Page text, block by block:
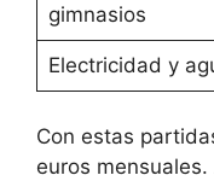
gimnasios
Electricidad y
Con estas
euros